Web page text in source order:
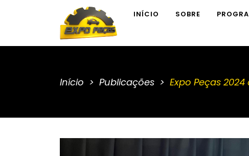
INÍCIO SOBRE
Início Publicações Expo Peças